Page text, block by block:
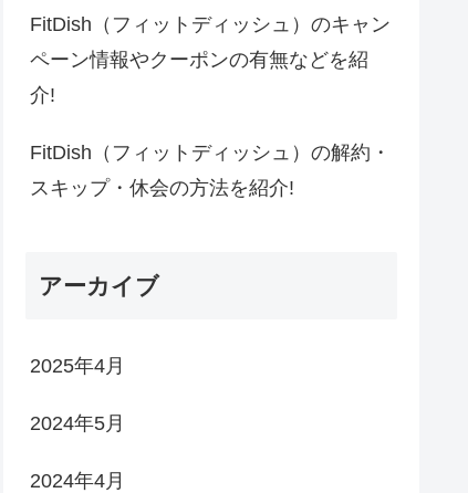
FitDish（フィットディッシュ）のキャン
ペーン情報やクーポンの有無などを紹
介!
FitDish（フィットディッシュ）の解約・
スキップ・休会の方法を紹介!
アーカイブ
2025年4月
2024年5月
2024年4月